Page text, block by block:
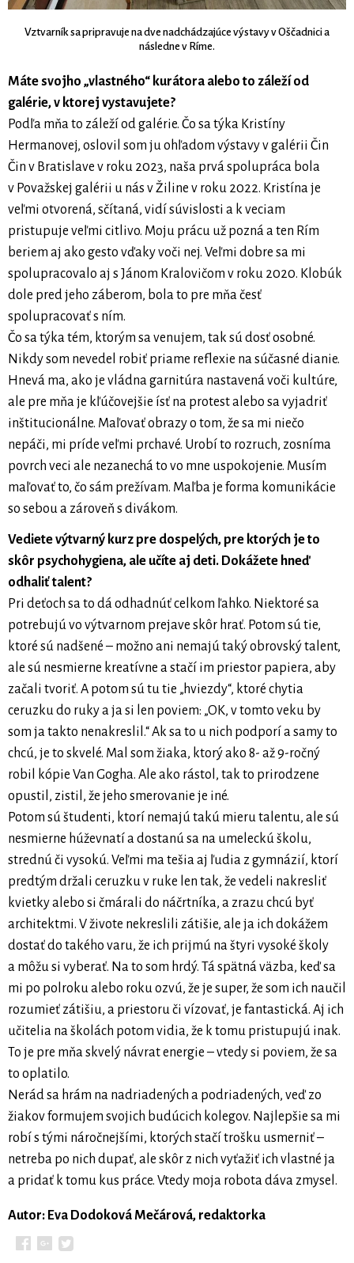
Vztvarník sa pripravuje na dve nadchádzajúce výstavy v Oščadnici a
následne v Ríme.
Máte svojho „vlastného“ kurátora alebo to záleží od
galérie, v ktorej vystavujete?
Podľa mňa to záleží od galérie. Čo sa týka Kristíny
Hermanovej, oslovil som ju ohľadom výstavy v galérii Čin
Čin v Bratislave v roku 2023, naša prvá spolupráca bola
v Považskej galérii u nás v Žiline v roku 2022. Kristína je
veľmi otvorená, sčítaná, vidí súvislosti a k veciam
pristupuje veľmi citlivo. Moju prácu už pozná a ten Rím
beriem aj ako gesto vďaky voči nej. Veľmi dobre sa mi
spolupracovalo aj s Jánom Kralovičom v roku 2020. Klobúk
dole pred jeho záberom, bola to pre mňa česť
spolupracovať s ním.
Čo sa týka tém, ktorým sa venujem, tak sú dosť osobné.
Nikdy som nevedel robiť priame reflexie na súčasné dianie.
Hnevá ma, ako je vládna garnitúra nastavená voči kultúre,
ale pre mňa je kľúčovejšie ísť na protest alebo sa vyjadriť
inštitucionálne. Maľovať obrazy o tom, že sa mi niečo
nepáči, mi príde veľmi prchavé. Urobí to rozruch, zosníma
povrch veci ale nezanechá to vo mne uspokojenie. Musím
maľovať to, čo sám prežívam. Maľba je forma komunikácie
so sebou a zároveň s divákom.
Vediete výtvarný kurz pre dospelých, pre ktorých je to
skôr psychohygiena, ale učíte aj deti. Dokážete hneď
odhaliť talent?
Pri deťoch sa to dá odhadnúť celkom ľahko. Niektoré sa
potrebujú vo výtvarnom prejave skôr hrať. Potom sú tie,
ktoré sú nadšené – možno ani nemajú taký obrovský talent,
ale sú nesmierne kreatívne a stačí im priestor papiera, aby
začali tvoriť. A potom sú tu tie „hviezdy“, ktoré chytia
ceruzku do ruky a ja si len poviem: „OK, v tomto veku by
som ja takto nenakreslil.“ Ak sa to u nich podporí a samy to
chcú, je to skvelé. Mal som žiaka, ktorý ako 8- až 9-ročný
robil kópie Van Gogha. Ale ako rástol, tak to prirodzene
opustil, zistil, že jeho smerovanie je iné.
Potom sú študenti, ktorí nemajú takú mieru talentu, ale sú
nesmierne húževnatí a dostanú sa na umeleckú školu,
strednú či vysokú. Veľmi ma tešia aj ľudia z gymnázií, ktorí
predtým držali ceruzku v ruke len tak, že vedeli nakresliť
kvietky alebo si čmárali do náčrtníka, a zrazu chcú byť
architektmi. V živote nekreslili zátišie, ale ja ich dokážem
dostať do takého varu, že ich prijmú na štyri vysoké školy
a môžu si vyberať. Na to som hrdý. Tá spätná väzba, keď sa
mi po polroku alebo roku ozvú, že je super, že som ich naučil
rozumieť zátišiu, a priestoru či vízovať, je fantastická. Aj ich
učitelia na školách potom vidia, že k tomu pristupujú inak.
To je pre mňa skvelý návrat energie – vtedy si poviem, že sa
to oplatilo.
Nerád sa hrám na nadriadených a podriadených, veď zo
žiakov formujem svojich budúcich kolegov. Najlepšie sa mi
robí s tými náročnejšími, ktorých stačí trošku usmerniť –
netreba po nich dupať, ale skôr z nich vyťažiť ich vlastné ja
a pridať k tomu kus práce. Vtedy moja robota dáva zmysel.
Autor: Eva Dodoková Mečárová, redaktorka